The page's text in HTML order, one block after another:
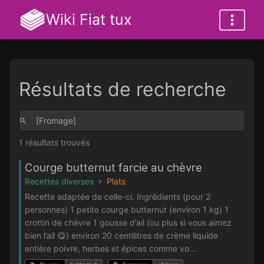
Wiki Fiat tux
Résultats de recherche
1 résultats trouvés
Courge butternut farcie au chèvre
Recettes diverses
Plats
Recette adaptée de celle-ci. Ingrédients (pour 2
personnes) 1 petite courge butternut (environ 1 kg) 1
crottin de chèvre 1 gousse d’ail (ou plus si vous aimez
bien l’ail 😋) environ 20 centilitres de crème liquide
entière poivre, herbes et épices comme vo...